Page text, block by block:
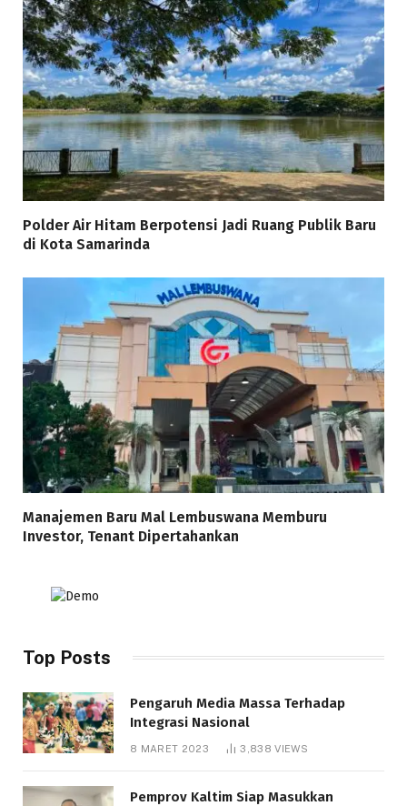
Polder Air Hitam Berpotensi Jadi Ruang Publik Baru
di Kota Samarinda
Manajemen Baru Mal Lembuswana Memburu
Investor, Tenant Dipertahankan
Top Posts
Pengaruh Media Massa Terhadap
Integrasi Nasional
8 MARET 2023 3,838VIEWS
Pemprov Kaltim Siap Masukkan